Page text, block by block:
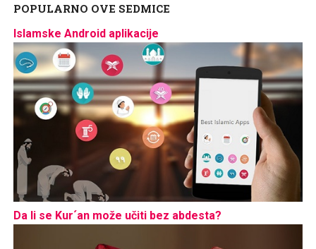
POPULARNO OVE SEDMICE
Islamske Android aplikacije
Da li se Kur´an može učiti bez abdesta?